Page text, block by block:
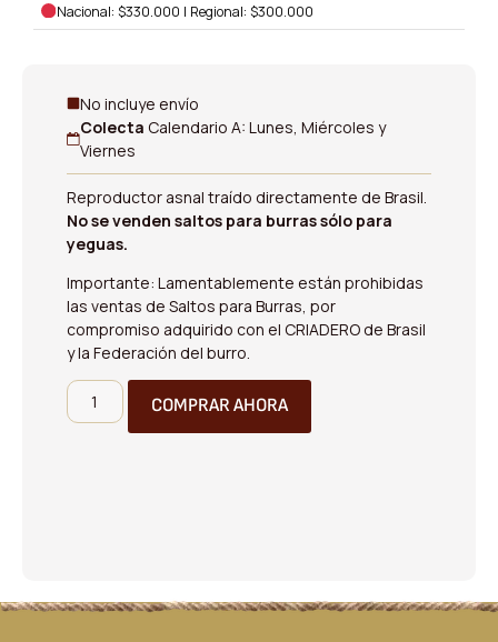
Nacional: $330.000 | Regional: $300.000
No incluye envío
Colecta Calendario A: Lunes, Miércoles y
Viernes
Reproductor asnal traído directamente de Brasil.
No se venden saltos para burras sólo para
yeguas.
Importante: Lamentablemente están prohibidas
las ventas de Saltos para Burras, por
compromiso adquirido con el CRIADERO de Brasil
y la Federación del burro.
COMPRAR AHORA